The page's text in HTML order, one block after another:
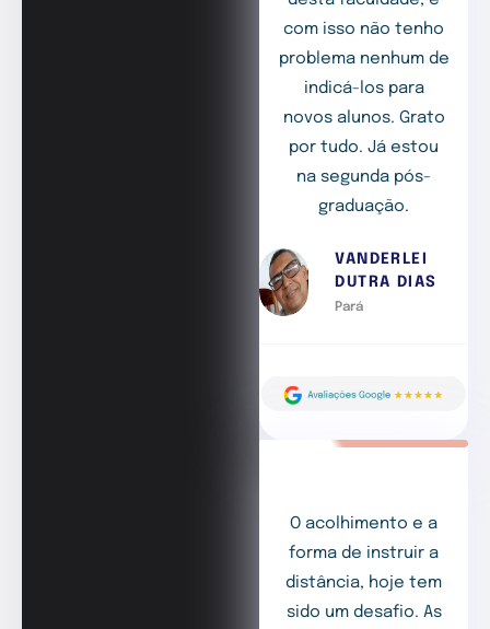
com isso não tenho
problema nenhum de
indicá-los para
novos alunos. Grato
por tudo. Já estou
na segunda pós-
graduação.
VANDERLEI
DUTRA DIAS
Pará
O acolhimento e a
forma de instruir a
distância, hoje tem
sido um desafio. As